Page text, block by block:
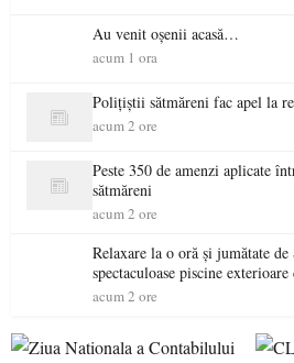
Au venit oșenii acasă…
acum 1 ora
acum 2 ore
Peste 350 de amenzi aplicate
sătmăreni
acum 2 ore
Relaxare la o oră și jumătate
spectaculoase piscine
ideale pentru o escapadă de vară
acum 2 ore